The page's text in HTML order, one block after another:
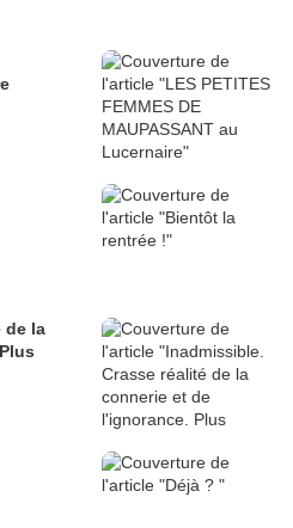
de la